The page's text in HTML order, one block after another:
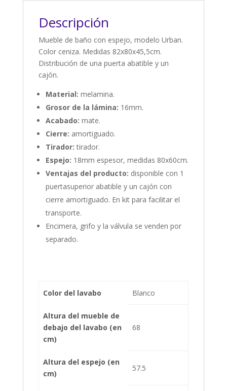
Descripción
Mueble de baño con espejo, modelo Urban.
Color ceniza. Medidas 82x80x45,5cm.
Distribución de una puerta abatible y un
cajón.
Material: melamina.
Grosor de la lámina: 16mm.
Acabado: mate.
Cierre: amortiguado.
Tirador: tirador.
Espejo: 18mm espesor, medidas 80x60cm.
Ventajas del producto: disponible con 1
puertasuperior abatible y un cajón con
cierre amortiguado. En kit para facilitar el
transporte.
Encimera, grifo y la válvula se venden por
separado.
Color del lavabo Blanco
Altura del mueble de
debajo del lavabo (en
cm)
68
Altura del espejo (en
cm)
57.5